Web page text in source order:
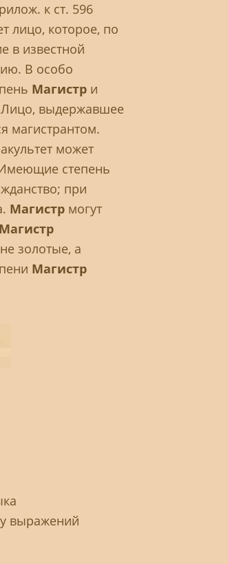
к ст. 596
лицо, которое, по
в известной
В особо
Магистр и
Лицо, выдержавшее
магистрантом.
может
Имеющие степень
при
Магистр могут
Магистр
золотые, а
Магистр
выражений